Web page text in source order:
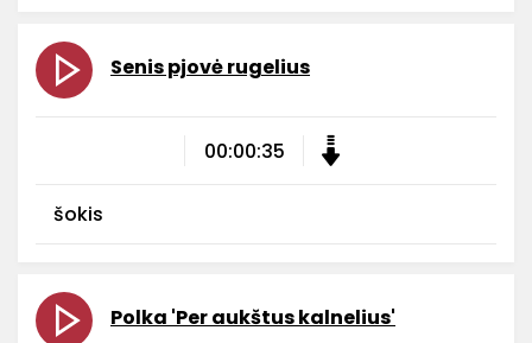
Senis pjovė rugelius
00:00:35
šokis
Polka 'Per aukštus kalnelius'